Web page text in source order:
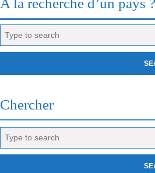
A la recherche d’un pays ?
for:
Chercher
for: